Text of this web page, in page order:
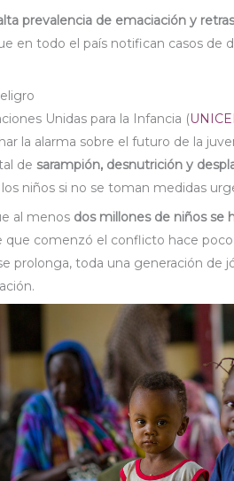
prevalencia de emaciación y
en todo el país notifican casos de
Unidas para la Infancia (
la alarma sobre el futuro de la
desarampión, desnutrición y
niños si no se toman medidas
al menos dos millones de niños se
que comenzó el conflicto hace
prolonga, toda una generación de